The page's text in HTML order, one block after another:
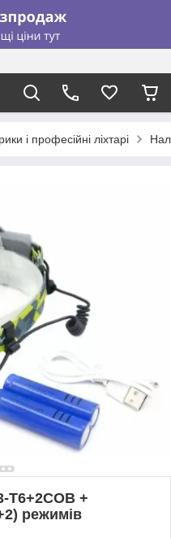
і професійні ліхтарі
T6+2COB +
режимів